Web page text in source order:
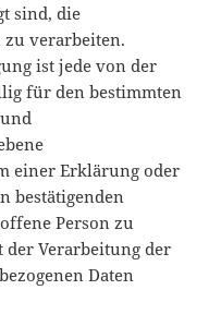
sind, die
zu verarbeiten.
ist jede von der
für den bestimmten
einer Erklärung oder
bestätigenden
Person zu
der Verarbeitung der
Daten